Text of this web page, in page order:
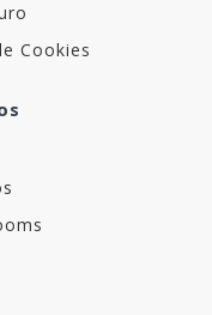
Cookies